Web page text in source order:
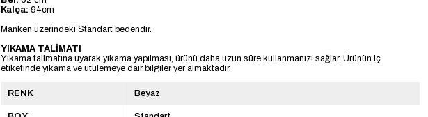
Kalça: 94cm
Manken üzerindeki Standart bedendir.
YIKAMA TALİMATI
Yıkama talimatına uyarak yıkama yapılması, ürünü daha uzun süre kullanmanızı sağlar. Ürünün iç
etiketinde yıkama ve ütülemeye dair bilgiler yer almaktadır.
RENK Beyaz